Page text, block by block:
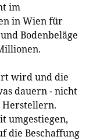
im
in Wien für
Bodenbeläge
wird und die
dauern - nicht
Herstellern.
umgestiegen,
die Beschaffung